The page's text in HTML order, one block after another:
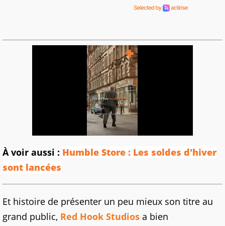
À voir aussi : Humble Store : Les soldes d'hiver
sont lancées
Et histoire de présenter un peu mieux son titre au
grand public, Red Hook Studios a bien